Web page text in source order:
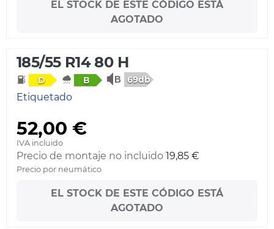
EL STOCK DE ESTE CÓDIGO ESTÁ
AGOTADO
185/55 R14 80 H
D B 69db
Etiquetado
52,00 €
IVA incluido
Precio de montaje no incluido 19,85 €
Precio por neumático
EL STOCK DE ESTE CÓDIGO ESTÁ
AGOTADO